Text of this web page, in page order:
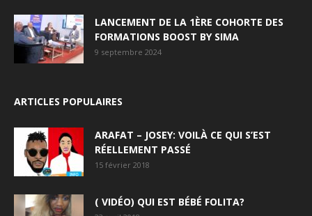
LANCEMENT DE LA 1ÈRE COHORTE DES
FORMATIONS BOOST BY SIMA
9 septembre 2024
ARTICLES POPULAIRES
ARAFAT – JOSEY: VOILÀ CE QUI S’EST
RÉELLEMENT PASSÉ
15 février 2018
( VIDÉO) QUI EST BÉBÉ FOLITA?